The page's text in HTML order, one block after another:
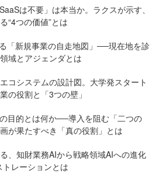
は不要」は本当か。ラクスが示す、
“4つの価値”とは
「新規事業の自走地図」──現在地を診
域とアジェンダとは
コシステムの設計図。大学発スタート
の役割と「3つの壁」
目的とは何か──導入を阻む「二つの
が果たすべき「真の役割」とは
、知財業務AIから戦略領域AIへの進化
レーションとは